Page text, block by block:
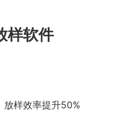
样软件
放样效率提升50%